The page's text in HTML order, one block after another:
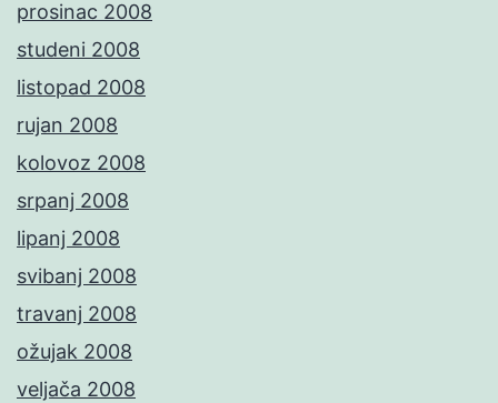
prosinac 2008
studeni 2008
listopad 2008
rujan 2008
kolovoz 2008
srpanj 2008
lipanj 2008
svibanj 2008
travanj 2008
ožujak 2008
veljača 2008